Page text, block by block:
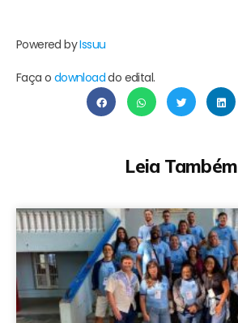
Powered byIssuu
Faça o downloaddo edital.
Leia Também